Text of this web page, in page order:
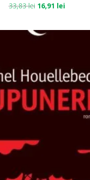
33,83lei 16,91 lei